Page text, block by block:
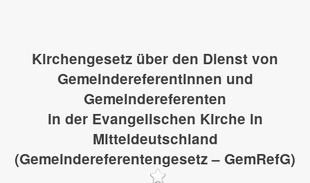
Kirchengesetz über den Dienst von
Gemeindereferentinnen und
Gemeindereferenten
in der Evangelischen Kirche in
Mitteldeutschland
(Gemeindereferentengesetz – GemRefG)